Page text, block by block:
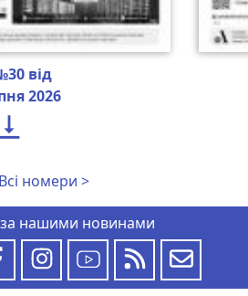
від
2026

Всі номери >
за нашими новинами